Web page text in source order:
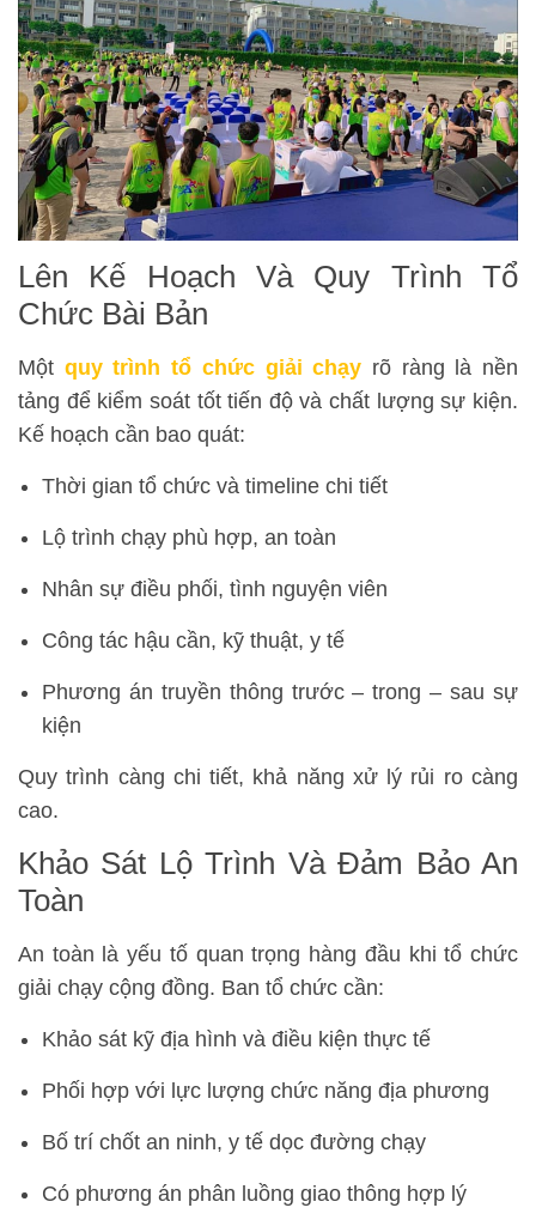
Lên Kế Hoạch Và Quy Trình Tổ
Chức Bài Bản
Một quy trình tổ chức giải chạy rõ ràng là nền
tảng để kiểm soát tốt tiến độ và chất lượng sự kiện.
Kế hoạch cần bao quát:
Thời gian tổ chức và timeline chi tiết
Lộ trình chạy phù hợp, an toàn
Nhân sự điều phối, tình nguyện viên
Công tác hậu cần, kỹ thuật, y tế
Phương án truyền thông trước – trong – sau sự
kiện
Quy trình càng chi tiết, khả năng xử lý rủi ro càng
cao.
Khảo Sát Lộ Trình Và Đảm Bảo An
Toàn
An toàn là yếu tố quan trọng hàng đầu khi tổ chức
giải chạy cộng đồng. Ban tổ chức cần:
Khảo sát kỹ địa hình và điều kiện thực tế
Phối hợp với lực lượng chức năng địa phương
Bố trí chốt an ninh, y tế dọc đường chạy
Có phương án phân luồng giao thông hợp lý